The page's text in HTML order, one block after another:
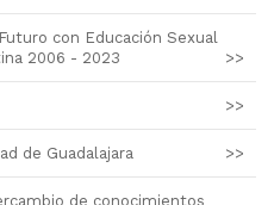
con Educación Sexual
2006 - 2023
>>
>>
de Guadalajara >>
de conocimientos